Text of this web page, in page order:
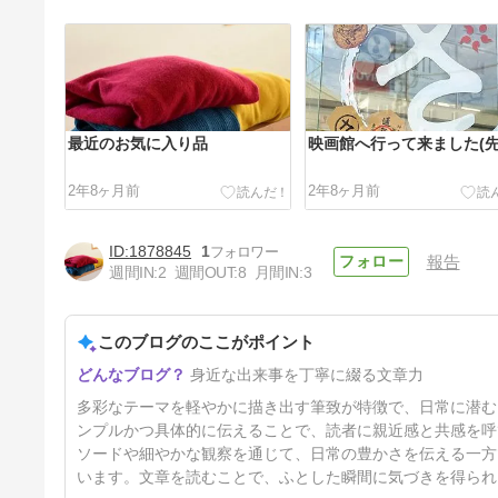
最近のお気に入り品
2年8ヶ月前
映画館へ行って来ました(
2年8ヶ月前
年末までにちょこちょこ掃除
2年9ヶ月前
1878845
1
週間IN:2 週間OUT:8 月間IN:3
報告
このブログのここがポイント
身近な出来事を丁寧に綴る文章力
多彩なテーマを軽やかに描き出す筆致が特徴で、日常に潜
ンプルかつ具体的に伝えることで、読者に親近感と共感を
ソードや細やかな観察を通じて、日常の豊かさを伝える一
います。文章を読むことで、ふとした瞬間に気づきを得ら